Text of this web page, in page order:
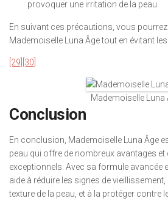
provoquer une irritation de la peau.
En suivant ces précautions, vous
Mademoiselle Luna Âge tout en évitant
[29] [30]
Mademoiselle Luna
Conclusion
En conclusion, Mademoiselle Luna Âge
peau qui offre de nombreux avantages
exceptionnels. Avec sa formule avancée
aide à réduire les signes de vieillissement,
texture de la peau, et à la protéger contre